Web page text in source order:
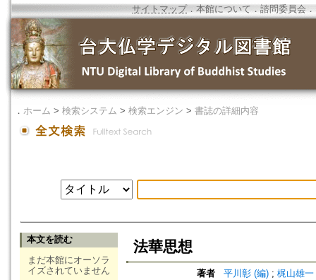
サイトマップ．本館について ． 諮問委員会 ．
． ホーム > 検索システム > 検索エンジン > 書誌の詳細内容
本文を読む
まだ本館にオーソラ
イズされていません
法華思想
著者 平川彰 (編) ; 梶山雄一